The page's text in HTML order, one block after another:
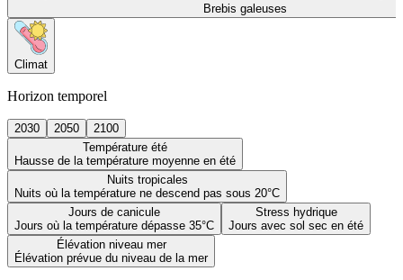
Brebis galeuses
Climat
Horizon temporel
2030 2050
2100
Température été
Hausse de la température moyenne en été
Nuits tropicales
Nuits où la température ne descend pas sous 20°C
Jours de canicule
Jours où la température dépasse 35°C
Stress hydrique
Jours avec sol sec en été
Élévation niveau mer
Élévation prévue du niveau de la mer